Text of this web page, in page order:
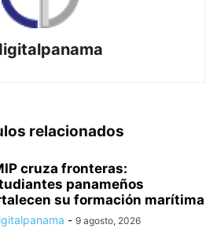
relacionados
cruza fronteras:
panameños
su formación marítima
- 9 agosto, 2026